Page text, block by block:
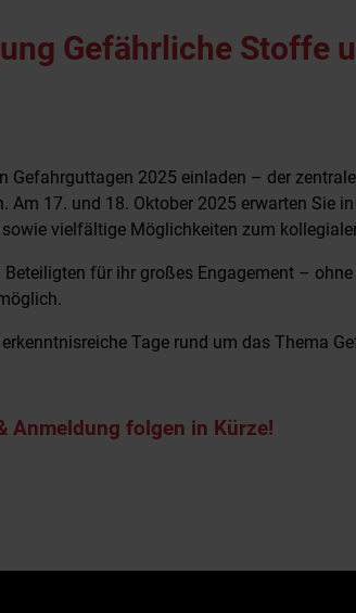
Gefährliche Stoffe
Gefahrguttagen 2025 einladen – der
Am 17. und 18. Oktober 2025 erwarten Sie
vielfältige Möglichkeiten zum
für ihr großes Engagement –
Tage rund um das Thema
Anmeldung folgen in Kürze!